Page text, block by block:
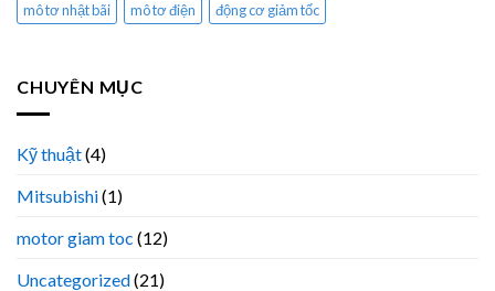
mô tơ nhật bãi
mô tơ điện động cơ giảm tốc
CHUYÊN MỤC
Kỹ thuật(4)
Mitsubishi(1)
motor giam toc (12)
Uncategorized(21)